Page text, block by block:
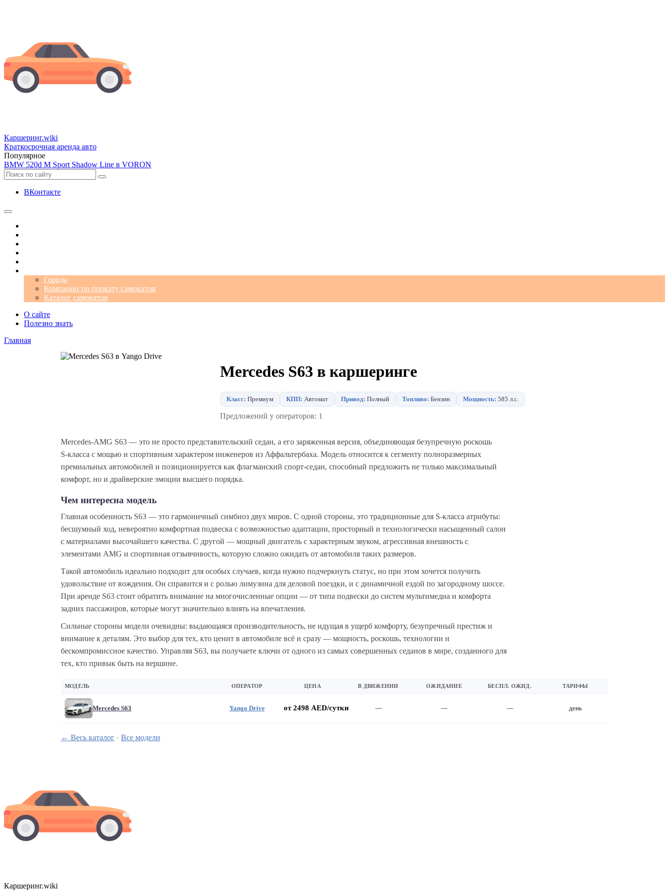
Каршеринг.wiki
Краткосрочная аренда авто
Популярное
BMW 520d M Sport Shadow Line в VORON
ВКонтакте
Города
Компании по прокату самокатов
Каталог самокатов
О сайте
Полезно знать
Главная
Mercedes S63 в каршеринге
Класс: Премиум КПП: Автомат Привод: Полный Топливо: Бензин Мощность: 585 л.с.
Предложений у операторов: 1
Mercedes‑AMG S63 — это не просто представительский седан, а его заряженная версия, объединяющая безупречную роскошь
S‑класса с мощью и спортивным характером инженеров из Аффальтербаха. Модель относится к сегменту полноразмерных
премиальных автомобилей и позиционируется как флагманский спорт‑седан, способный предложить не только максимальный
комфорт, но и драйверские эмоции высшего порядка.
Чем интересна модель
Главная особенность S63 — это гармоничный симбиоз двух миров. С одной стороны, это традиционные для S‑класса атрибуты:
бесшумный ход, невероятно комфортная подвеска с возможностью адаптации, просторный и технологически насыщенный салон
с материалами высочайшего качества. С другой — мощный двигатель с характерным звуком, агрессивная внешность с
элементами AMG и спортивная отзывчивость, которую сложно ожидать от автомобиля таких размеров.
Такой автомобиль идеально подходит для особых случаев, когда нужно подчеркнуть статус, но при этом хочется получить
удовольствие от вождения. Он справится и с ролью лимузина для деловой поездки, и с динамичной ездой по загородному шоссе.
При аренде S63 стоит обратить внимание на многочисленные опции — от типа подвески до систем мультимедиа и комфорта
задних пассажиров, которые могут значительно влиять на впечатления.
Сильные стороны модели очевидны: выдающаяся производительность, не идущая в ущерб комфорту, безупречный престиж и
внимание к деталям. Это выбор для тех, кто ценит в автомобиле всё и сразу — мощность, роскошь, технологии и
бескомпромиссное качество. Управляя S63, вы получаете ключи от одного из самых совершенных седанов в мире, созданного для
тех, кто привык быть на вершине.
МОДЕЛЬ ОПЕРАТОР ЦЕНА В ДВИЖЕНИИ ОЖИДАНИЕ БЕСПЛ. ОЖИД. ТАРИФЫ
Mercedes S63 Yango Drive от 2498 AED/сутки — — — день
← Весь каталог · Все модели
Каршеринг.wiki